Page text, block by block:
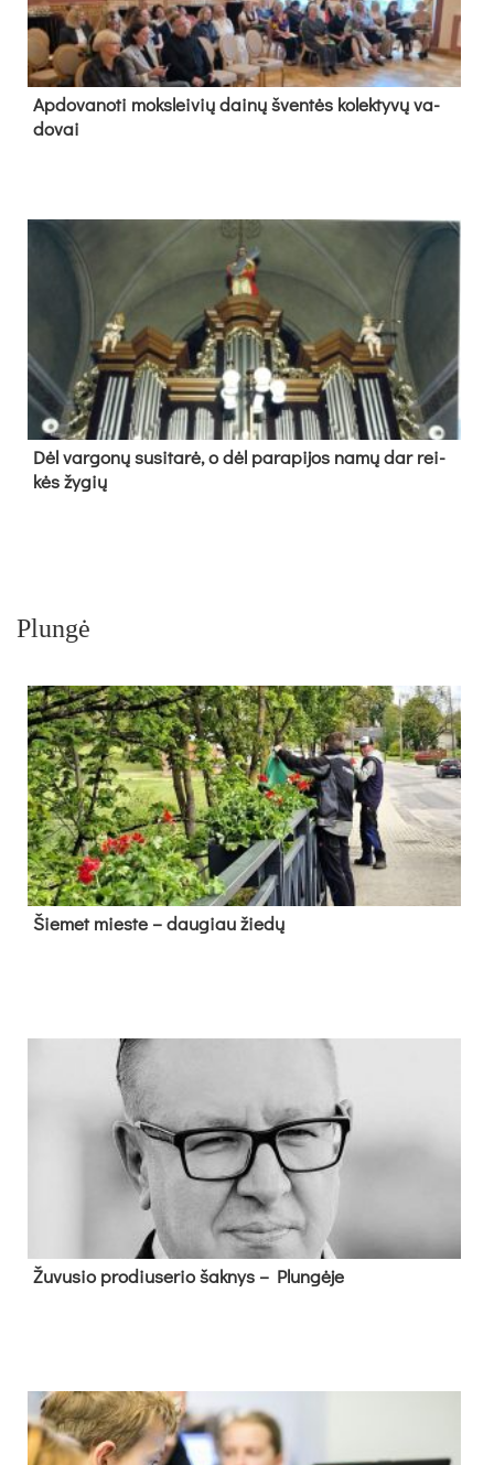
Ap­do­va­no­ti moks­lei­vių dai­nų šven­tės ko­lek­ty­vų va­
do­vai
Dėl var­go­nų su­si­ta­rė, o dėl pa­ra­pi­jos na­mų dar rei­
kės žy­gių
Plungė
Šie­met mies­te – dau­giau žie­dų
Žu­vu­sio pro­diu­se­rio šak­nys – Plun­gė­je